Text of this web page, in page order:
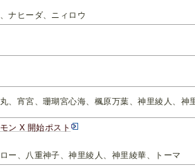
ナヒーダ、ニィロウ
、宵宮、珊瑚宮心海、楓原万葉、神里綾人、神
ン X 開始ポスト
ー、八重神子、神里綾人、神里綾華、トーマ